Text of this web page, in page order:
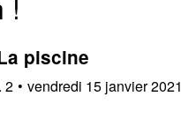
piscine
2 • vendredi 15 janvier 2021